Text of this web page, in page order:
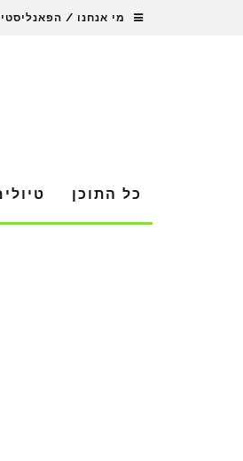
מי אנחנו /
כל התוכן